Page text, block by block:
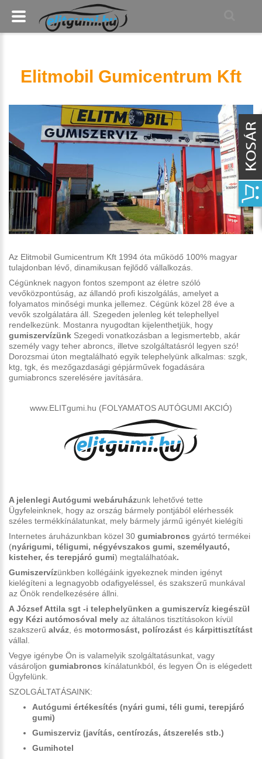
Elitmobil Gumicentrum Kft
Az Elitmobil Gumicentrum Kft 1994 óta működő 100% magyar
tulajdonban lévő, dinamikusan fejlődő vállalkozás.
Cégünknek nagyon fontos szempont az életre szóló
vevőközpontúság, az állandó profi kiszolgálás, amelyet a
folyamatos minőségi munka jellemez. Cégünk közel 28 éve a
vevők szolgálatára áll. Szegeden jelenleg két telephellyel
rendelkezünk. Mostanra nyugodtan kijelenthetjük, hogy
gumiszervízünk Szegedi vonatkozásban a legismertebb, akár
személy vagy teher abroncs, illetve szolgáltatásról legyen szó!
Dorozsmai úton megtalálható egyik telephelyünk alkalmas: szgk,
ktg, tgk, és mezőgazdasági gépjárművek fogadására
gumiabroncs szerelésére javítására.
www.ELITgumi.hu (FOLYAMATOS AUTÓGUMI AKCIÓ)
A jelenlegi Autógumi webáruházunk lehetővé tette
Ügyfeleinknek, hogy az ország bármely pontjából elérhessék
széles termékkínálatunkat, mely bármely jármű igényét kielégíti
Internetes áruházunkban közel 30 gumiabroncs gyártó termékei
(nyárigumi, téligumi, négyévszakos gumi, személyautó,
kisteher, és terepjáró gumi) megtalálhatóak.
Gumiszervízünkben kollégáink igyekeznek minden igényt
kielégíteni a legnagyobb odafigyeléssel, és szakszerű munkával
az Önök rendelkezésére állni.
A József Attila sgt -i telephelyünken a gumiszervíz kiegészül
egy Kézi autómosóval mely az általános tisztításokon kívül
szakszerű alváz , és motormosást, polírozást és kárpittisztítást
vállal.
Vegye igénybe Ön is valamelyik szolgáltatásunkat, vagy
vásároljon gumiabroncs kínálatunkból, és legyen Ön is elégedett
Ügyfelünk.
SZOLGÁLTATÁSAINK:
Autógumi értékesítés (nyári gumi, téli gumi, terepjáró
gumi)
Gumiszerviz (javítás, centírozás, átszerelés stb.)
Gumihotel